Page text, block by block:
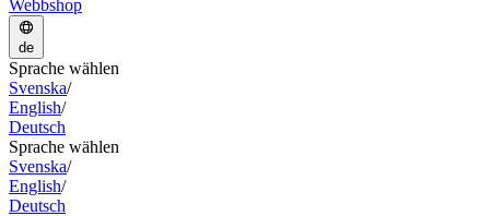
Webbshop
de
Sprache wählen
Svenska/
English/
Deutsch
Sprache wählen
Svenska/
English/
Deutsch